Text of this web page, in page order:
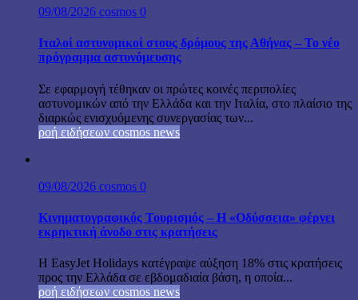
09/08/2026 cosmos 0
Ιταλοί αστυνομικοί στους δρόμους της Αθήνας – Το νέο
πρόγραμμα αστυνόμευσης
Σε εφαρμογή τέθηκαν οι πρώτες κοινές περιπολίες
αστυνομικών από την Ελλάδα και την Ιταλία, στο πλαίσιο της
διαρκώς ενισχυόμενης συνεργασίας των...
ροή ειδήσεων cosmos news
09/08/2026 cosmos 0
Κινηματογραφικός Τουρισμός – Η «Οδύσσεια» φέρνει
εκρηκτική άνοδο στις κρατήσεις
Η EasyJet Holidays κατέγραψε αύξηση 18% στις κρατήσεις
προς την Ελλάδα σε εβδομαδιαία βάση, η οποία...
ροή ειδήσεων cosmos news